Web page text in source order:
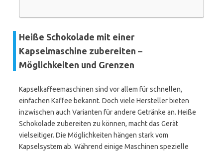
Heiße Schokolade mit einer
Kapselmaschine zubereiten –
Möglichkeiten und Grenzen
Kapselkaffeemaschinen sind vor allem für schnellen,
einfachen Kaffee bekannt. Doch viele Hersteller bieten
inzwischen auch Varianten für andere Getränke an. Heiße
Schokolade zubereiten zu können, macht das Gerät
vielseitiger. Die Möglichkeiten hängen stark vom
Kapselsystem ab. Während einige Maschinen spezielle